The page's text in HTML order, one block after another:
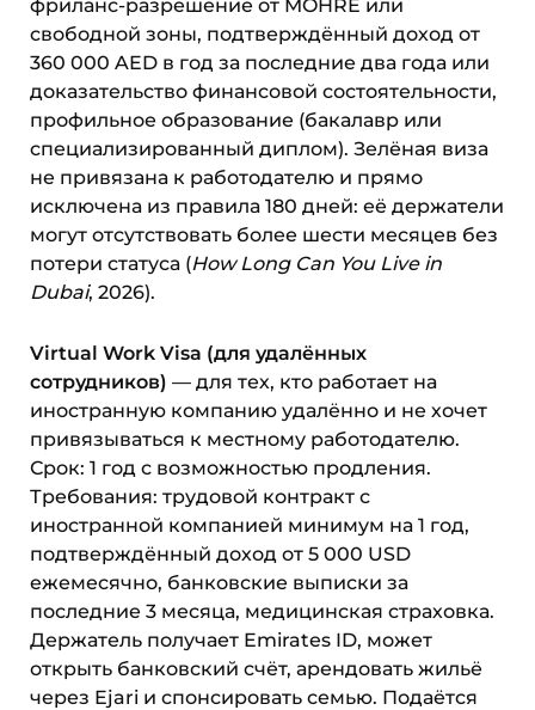
фриланс-разрешение от MOHRE или
свободной зоны, подтверждённый доход от
360 000 AED в год за последние два года или
доказательство финансовой состоятельности,
профильное образование (бакалавр или
специализированный диплом). Зелёная виза
не привязана к работодателю и прямо
исключена из правила 180 дней: её держатели
могут отсутствовать более шести месяцев без
потери статуса (How Long Can You Live in
Dubai, 2026).
Virtual Work Visa (для удалённых
сотрудников) — для тех, кто работает на
иностранную компанию удалённо и не хочет
привязываться к местному работодателю.
Срок: 1 год с возможностью продления.
Требования: трудовой контракт с
иностранной компанией минимум на 1 год,
подтверждённый доход от 5 000 USD
ежемесячно, банковские выписки за
последние 3 месяца, медицинская страховка.
Держатель получает Emirates ID, может
открыть банковский счёт, арендовать жильё
через Ejari и спонсировать семью. Подаётся